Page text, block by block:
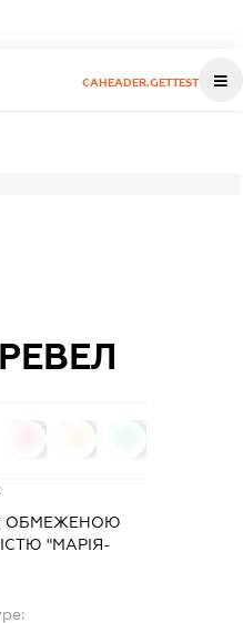
CAHEADER.GETTEST
ОБМЕЖЕНОЮ
"МАРІЯ-